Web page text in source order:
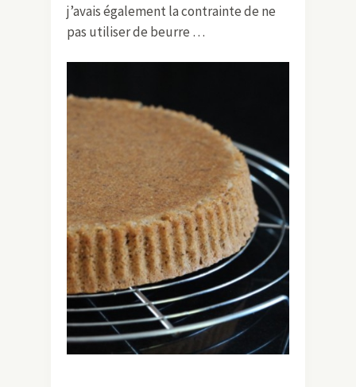
j’avais également la contrainte de ne
pas utiliser de beurre …